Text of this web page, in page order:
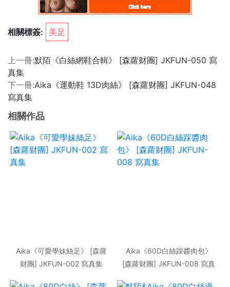
相關標簽: 美足
上一冊:默陌《白絲網鞋合輯》 [森蘿财團] JKFUN-050 寫
真集
下一冊:Aika《運動鞋 13D肉絲》 [森蘿财團] JKFUN-048
寫真集
相關作品
Aika《可愛學妹絲足》 [森蘿
财團] JKFUN-002 寫真集
Aika《60D白絲踩醬肉包》
[森蘿财團] JKFUN-008 寫真